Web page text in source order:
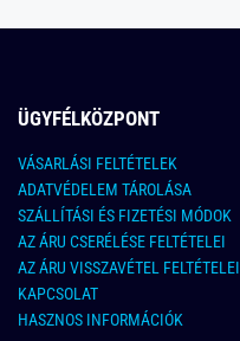
ÜGYFÉLKÖZPONT
VÁSARLÁSI FELTÉTELEK
ADATVÉDELEM TÁROLÁSA
SZÁLLÍTÁSI ÉS FIZETÉSI MÓDOK
AZ ÁRU CSERÉLÉSE FELTÉTELEI
AZ ÁRU VISSZAVÉTEL FELTÉTELEI
KAPCSOLAT
HASZNOS INFORMÁCIÓK